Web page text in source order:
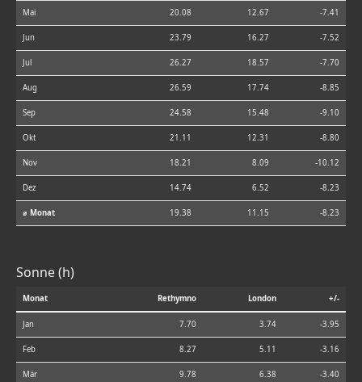
Mai 20.08 12.67 -7.41
Jun 23.79 16.27 -7.52
Jul 26.27 18.57 -7.70
Aug 26.59 17.74 -8.85
Sep 24.58 15.48 -9.10
Okt 21.11 12.31 -8.80
Nov 18.21 8.09 -10.12
Dez 14.74 6.52 -8.23
⌀ Monat 19.38 11.15 -8.23
Sonne (h)
Monat Rethymno London +/-
Jan 7.70 3.74 -3.95
Feb 8.27 5.11 -3.16
Mär 9.78 6.38 -3.40